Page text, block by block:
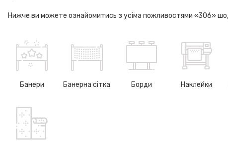
Нижче ви можете ознайомитись з усіма пожливостями «306»
Банери Банерна сітка Борди Наклейки